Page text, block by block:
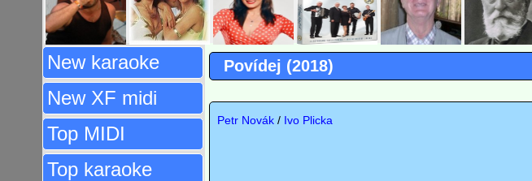
New karaoke
New XF midi
Top MIDI
Top karaoke
Povídej (2018)
Petr Novák / Ivo Plicka